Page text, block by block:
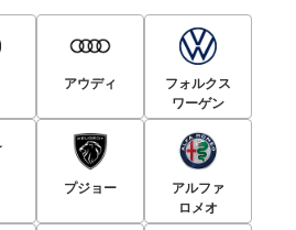
アウディ
フォルクス
ワーゲン
プジョー
アルファ
ロメオ